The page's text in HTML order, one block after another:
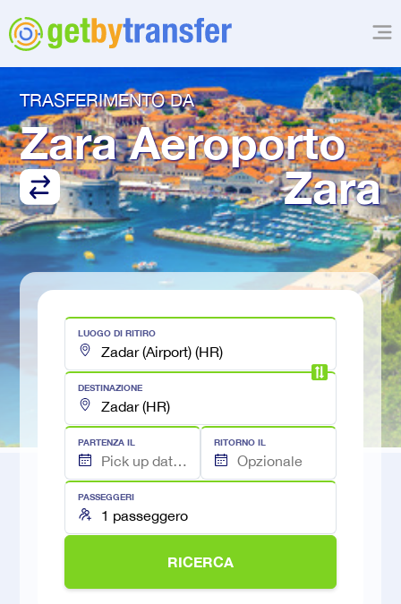
TRASFERIMENTO DA
Zara Aeroporto
Zara
LUOGO DI RITIRO
DESTINAZIONE
PARTENZA IL RITORNO IL
PASSEGGERI
RICERCA